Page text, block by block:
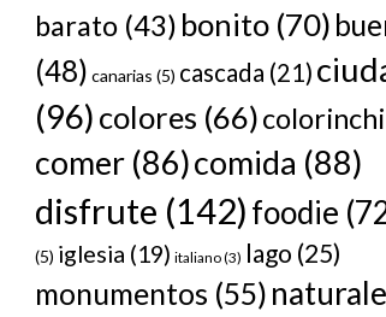
barato (43) bonito (70)
(48) canarias (5) cascada (21)
(96) colores (66)colorinchi
comer (86)comida (88)
disfrute (142)foodie
(5) iglesia (19) italiano(3) lago (25)
monumentos (55)